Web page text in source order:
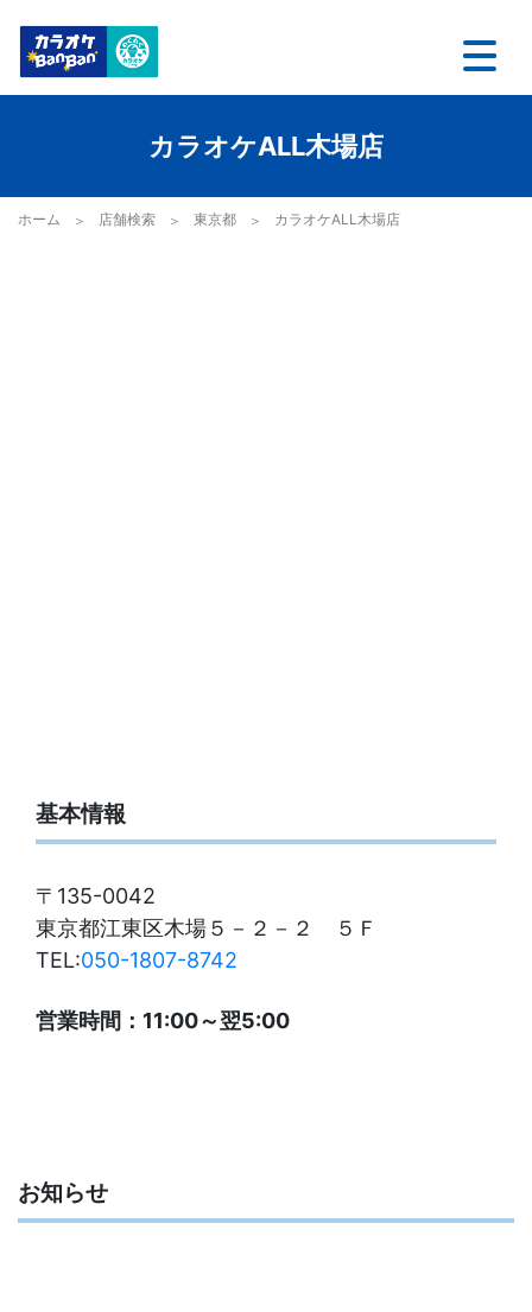
カラオケALL木場店
ホーム 店舗検索 東京都 カラオケALL木場店
基本情報
〒135-0042
東京都江東区木場５－２－２ ５Ｆ
TEL:050-1807-8742
営業時間：11:00～翌5:00
お知らせ